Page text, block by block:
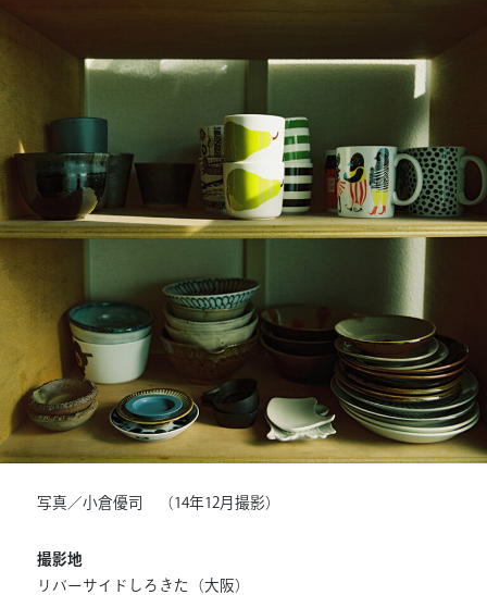
写真／小倉優司 （14年12月撮影）
撮影地
リバーサイドしろきた（大阪）